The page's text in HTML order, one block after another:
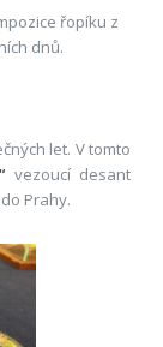
řopíku z
dnů.
let. V tomto
vezoucí desant
Prahy.